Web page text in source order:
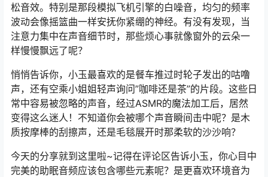
松音效。特别是那段模拟飞机引擎的白噪音，均匀的频率
波动会像摇篮曲一样安抚你紧绷的神经。有没有发现，当
注意力集中在声音细节时，那些烦心事就像窗外的云朵一
样慢慢飘远了呢？
悄悄告诉你，小玉最喜欢的是餐车推过时轮子发出的咕噜
声，还有空乘小姐姐轻声询问”咖啡还是茶”的片段。这些日
常中容易被忽略的声音，经过ASMR的魔法加工后，居然
变得这么迷人！不知道你会被哪个声音瞬间击中呢？是木
质按摩棒的刮擦声，还是毛毯展开时那柔软的沙沙响？
今天的分享就到这里啦~记得在评论区告诉小玉，你心目中
完美的助眠音频应该包含哪些元素呢？是更喜欢环境音为